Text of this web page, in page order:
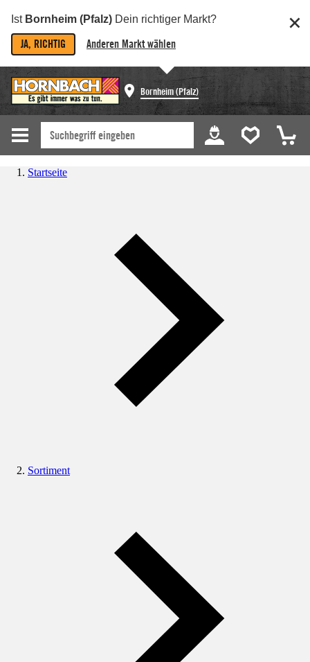
Ist Bornheim (Pfalz) Dein richtiger Markt?
JA, RICHTIG Anderen Markt wählen
Bornheim (Pfalz)
Startseite
Sortiment